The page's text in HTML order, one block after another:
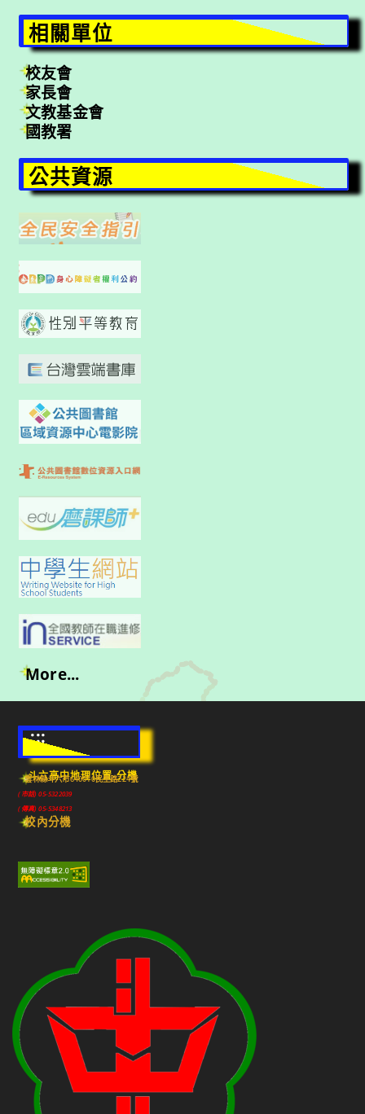
相關單位
校友會
家長會
文教基金會
國教署
公共資源
More...
:::
斗六高中地理位置-分機
雲林縣斗六市640010民生路224號
(市話) 05-5322039
(傳真) 05-5348213
校內分機